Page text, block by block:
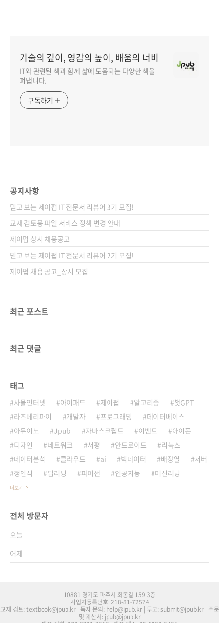
기술의 깊이, 영감의 높이, 배움의 너비
IT와 관련된 책과 함께 삶에 도움되는 다양한 책을
펴냅니다.
구독하기
공지사항
믿고 보는 제이펍 IT 전문서 리뷰어 3기 모집!
교재 검토용 파일 서비스 정책 변경 안내
제이펍 상시 채용공고
믿고 보는 제이펍 IT 전문서 리뷰어 2기 모집!
제이펍 채용 공고_상시 모집
최근 포스트
최근 댓글
태그
사물인터넷 아이패드 제이펍 알고리즘
챗GPT
라즈베리파이
개발자 프로그래밍
데이터베이스
아두이노
Jpub 자바스크립트 이벤트
아이폰
디자인
네트워크 서평 안드로이드
리눅스
데이터분석
클라우드 ai 빅데이터 배장열
서버
정인식
딥러닝 파이썬 인공지능 머신러닝
더보기
전체 방문자
오늘
어제
10881 경기도 파주시 회동길 159 3층
사업자등록번호: 218-81-72574
교재 검토: textbook@jpub.kr | 독자 문의: help@jpub.kr | 투고: submit@jpub.kr | 주문
및 계산서: jpub@jpub.kr